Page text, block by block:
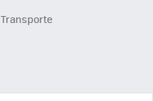
Transporte